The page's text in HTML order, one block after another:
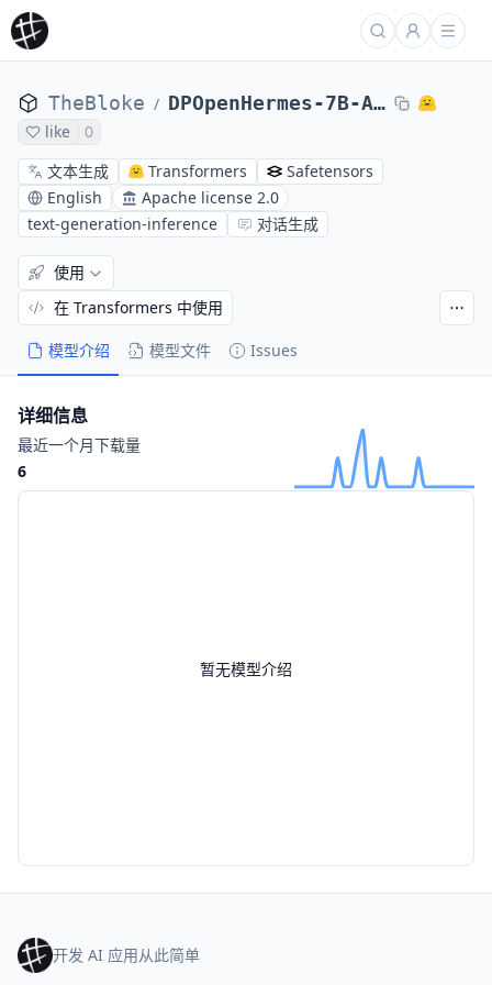
TheBloke / DPOpenHermes-7B-AWQ
like
0
文本生成
Transformers
Safetensors
English
Apache license 2.0
text-generation-inference
对话生成
模型介绍 模型文件 Issues
使用
在 Transformers 中使用
暂无模型介绍
详细信息
最近一个月下载量
6
开发 AI 应用从此简单